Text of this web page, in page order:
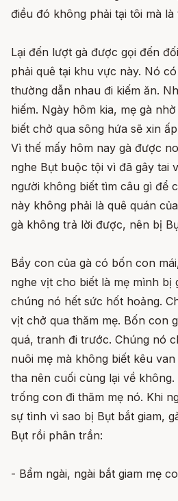
điều đó không phải tại tôi mà là
Lại đến lượt gà được gọi đến
phải quê tại khu vực này. Nó
thường dẫn nhau đi kiếm ăn.
hiếm. Ngày hôm kia, mẹ gà
biết chở qua sông hứa sẽ xin
Vì thế mấy hôm nay gà được
nghe Bụt buộc tội vì đã gây tai
người không biết tìm câu gì để
này không phải là quê quán
gà không trả lời được, nên bị
Bầy con của gà có bốn con
nghe vịt cho biết là mẹ mình bị
chúng nó hết sức hốt hoảng.
vịt chở qua thăm mẹ. Bốn con
quá, tranh đi trước. Chúng nó
nuôi mẹ mà không biết kêu
tha nên cuối cùng lại về
trống con đi thăm mẹ nó. Khi
sự tình vì sao bị Bụt bắt giam,
Bụt rồi phân trần:
- Bẩm ngài, ngài bắt giam mẹ